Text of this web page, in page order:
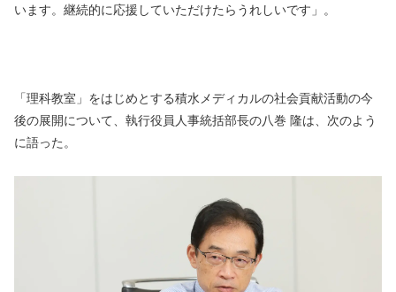
います。継続的に応援していただけたらうれしいです」。
「理科教室」をはじめとする積水メディカルの社会貢献活動の今
後の展開について、執行役員人事統括部長の八巻 隆は、次のよう
に語った。